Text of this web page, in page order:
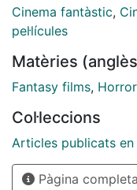
manipuladas a
Además, su uso en
facetas en los
la evolución que
sonoros y musicales
del mal, ya sea en
sentimiento. Para
descriptiva
Cinema fantàstic,
pel·lícules
Matèries
Fantasy films,
Col·leccions
Articles publicats
Pàgina